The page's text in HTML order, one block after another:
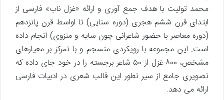
محمد تولیت با هدف جمع آوری و ارائه «غزل ناب» فارسی از
ابتدای قرن ششم هجری (دوره سنایی) تا اواسط قرن پانزدهم
(دوره معاصر با حضور شاعرانی چون سایه و منزوی) انجام داده
است. این مجموعه با رویکردی منسجم و با تمرکز بر معیارهای
مشخص، ۸۰۰ غزل از ۵۰ شاعر برجسته را در خود جای داده که
تصویری جامع از سیر تطور این قالب شعری در ادبیات فارسی
ارائه می دهد.